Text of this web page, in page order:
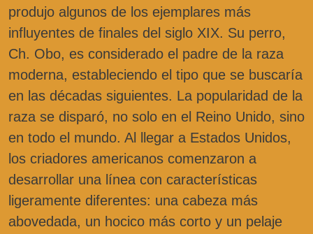
produjo algunos de los ejemplares más
influyentes de finales del siglo XIX. Su perro,
Ch. Obo, es considerado el padre de la raza
moderna, estableciendo el tipo que se buscaría
en las décadas siguientes. La popularidad de la
raza se disparó, no solo en el Reino Unido, sino
en todo el mundo. Al llegar a Estados Unidos,
los criadores americanos comenzaron a
desarrollar una línea con características
ligeramente diferentes: una cabeza más
abovedada, un hocico más corto y un pelaje